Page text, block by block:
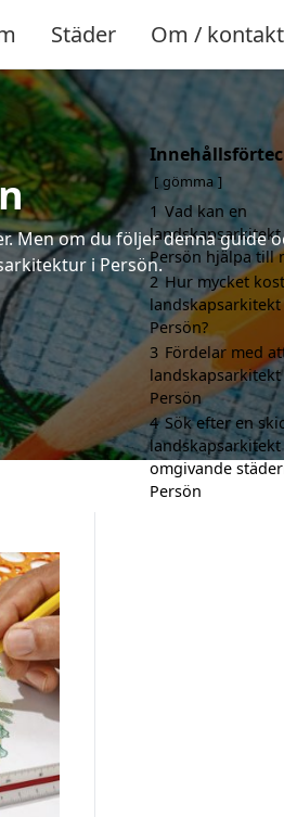
Städer Om / kontakt
Men om du följer denna guide
i Persön.
gömma
1 Vad kan en
Persön hjälpa till
2 Hur mycket
landskapsarkitekt
Persön?
3 Fördelar med
Persön
4 Sök efter en
omgivande
Persön